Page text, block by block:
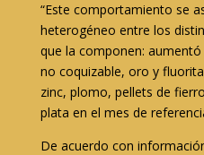
“Este comportamiento se
heterogéneo entre los
que la componen:
no coquizable, oro y
zinc, plomo, pellets de
plata en el mes de
De acuerdo con